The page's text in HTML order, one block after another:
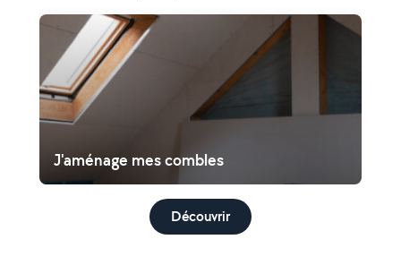
J'aménage mes combles
Découvrir